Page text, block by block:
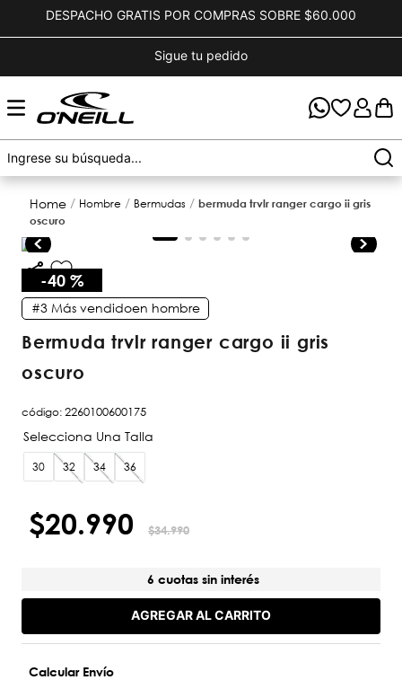
DESPACHO GRATIS POR COMPRAS SOBRE $60.000
Sigue tu pedido
hombre bermudas
bermuda trvlr ranger cargo ii gris
oscuro
-40 %
#3 Más vendidoen hombre
bermuda trvlr ranger cargo ii gris
oscuro
código:2260100600175
30 32 34 36
$20.990 $34.990
6 cuotas sin interés
AGREGAR AL CARRITO
Calcular Envío